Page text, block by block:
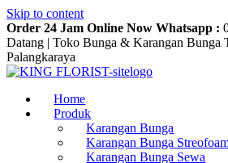
Skip to content
Order 24 Jam Online Now Whatsapp :
Datang | Toko Bunga & Karangan Bunga
Palangkaraya
Home
Produk
Karangan Bunga
Karangan Bunga
Karangan Bunga Sewa